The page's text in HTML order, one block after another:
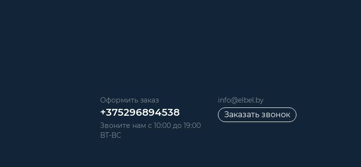
Оформить заказ
+375296894538
Звоните нам с 10:00 до 19:00
ВТ-ВС
info@elbel.by
Заказать звонок